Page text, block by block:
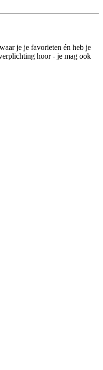
je je favorieten én heb je
hoor - je mag ook